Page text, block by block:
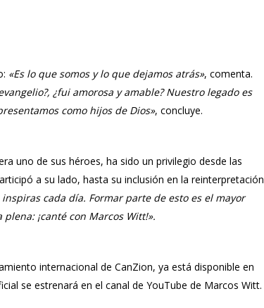
«Es lo que somos y lo que dejamos atrás», comenta.
¿fui amorosa y amable? Nuestro legado es
como hijos de Dios», concluye.
uno de sus héroes, ha sido un privilegio desde las
a su lado, hasta su inclusión en la reinterpretación
inspiras cada día. Formar parte de esto es el mayor
¡canté con Marcos Witt!».
internacional de CanZion, ya está disponible en
se estrenará en el canal de YouTube de Marcos Witt.